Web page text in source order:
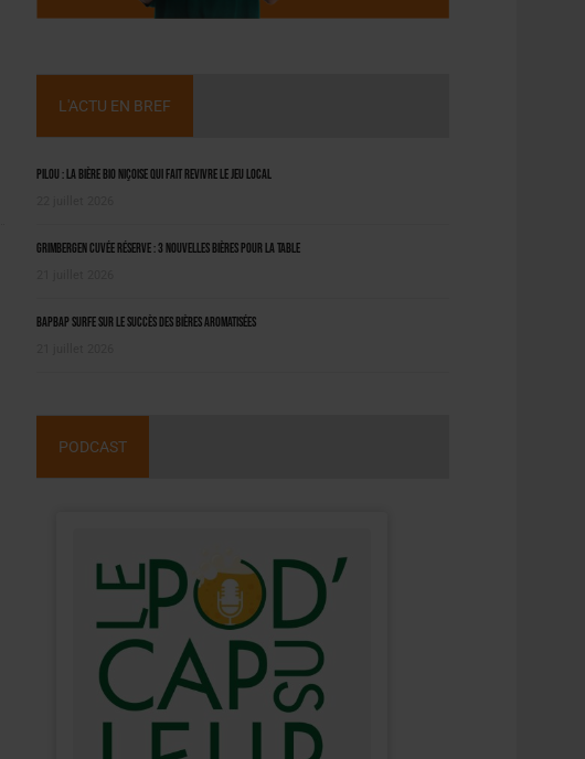
L'ACTU EN BREF
Pilou : la bière bio niçoise qui fait revivre le jeu local
Grimbergen Cuvée Réserve : 3 nouvelles bières pour la table
BAPBAP surfe sur le succès des bières aromatisées
PODCAST